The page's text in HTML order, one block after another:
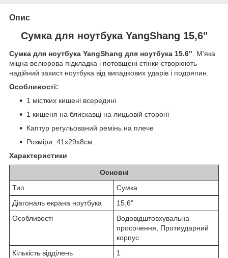
Опис
Сумка для ноутбука YangShang 15,6"
Сумка для ноутбука YangShang для ноутбука 15.6". М'яка
міцна велюрова підкладка і потовщені стінки створюють
надійний захист ноутбука від випадкових ударів і подряпин.
Особливості:
1 містких кишені всередині
1 кишеня на блискавці на лицьовій стороні
Каптур регульований ремінь на плече
Розміри: 41х29х8см.
Характеристики
Основні
Тип
Сумка
Діагональ екрана ноутбука
15,6"
Особливості
Водовідштовхувальна
просочення, Протиударний
корпус
Кількість відділень
1